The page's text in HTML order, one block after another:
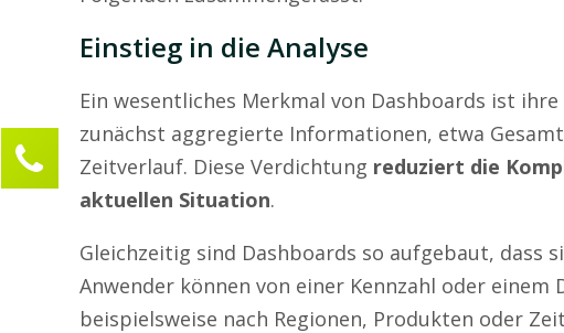
Einstieg in die Analyse
Ein wesentliches Merkmal von Dashboards ist
zunächst aggregierte Informationen, etwa
Zeitverlauf. Diese Verdichtung reduziert die
aktuellen Situation.
Gleichzeitig sind Dashboards so aufgebaut, dass
Anwender können von einer Kennzahl oder einem
beispielsweise nach Regionen, Produkten oder
Kontaktieren Sie uns!
Marie Frösener
Kundenservice
0211 946 285 72-30
marie.froesener@compamind.de